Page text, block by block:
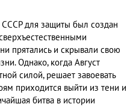
для защиты был создан
прятались и скрывали свою
Однако, когда Август
силой, решает завоевать
приходится выйти из тени и
битва в истории